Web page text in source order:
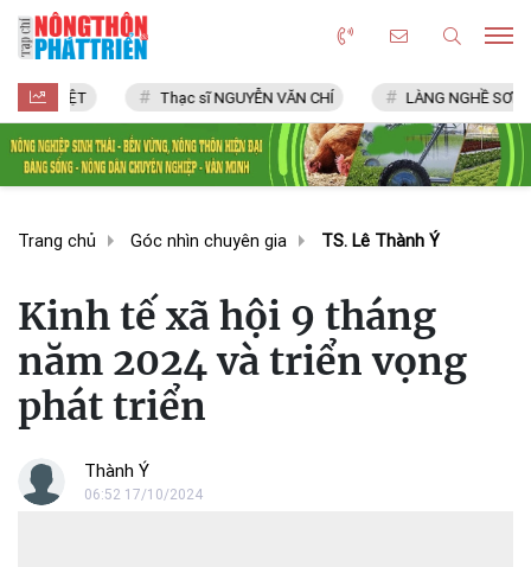
VIỆT Thạc sĩ NGUYỄN VĂN CHÍ LÀNG NGHỀ SƠN MỸ
Trang chủ Góc nhìn chuyên gia TS. Lê Thành Ý
Kinh tế xã hội 9 tháng
năm 2024 và triển vọng
phát triển
Thành Ý
06:52 17/10/2024